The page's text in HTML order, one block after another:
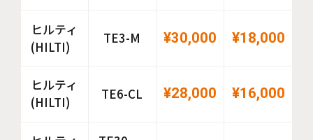
ヒルティ
(HILTI)
TE3-M ¥30,000 ¥18,000
ヒルティ
(HILTI)
TE6-CL ¥28,000 ¥16,000